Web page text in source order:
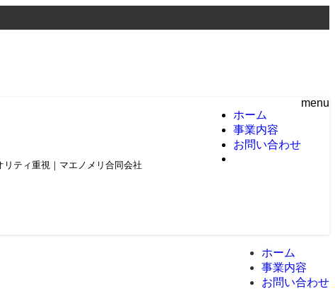
ティ重視｜マエノメリ合同会社
ホーム
事業内容
お問い合わせ
menu
ホーム
事業内容
お問い合わせ